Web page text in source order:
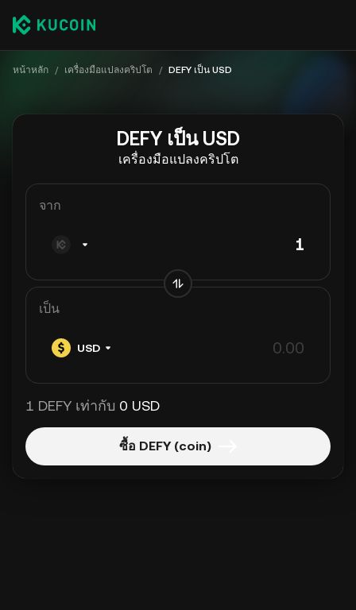
หน้าหลัก / เครื่องมือแปลงคริปโต / DEFY เป็น USD
DEFY เป็น USD
เครื่องมือแปลงคริปโต
จาก
เป็น
USD
1 DEFY เท่ากับ 0 USD
ซื้อ DEFY (coin)